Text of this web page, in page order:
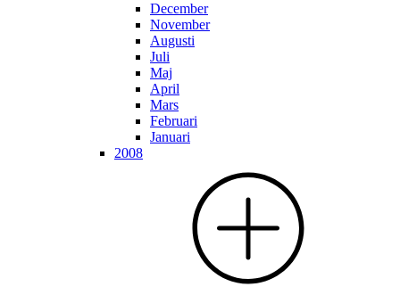
December
November
Augusti
Juli
Maj
April
Mars
Februari
Januari
2008